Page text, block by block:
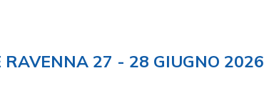
RAVENNA 27 - 28 GIUGNO 2026